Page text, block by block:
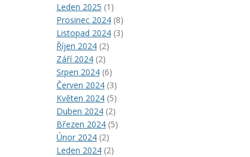
Leden 2025 (1)
Prosinec 2024 (8)
Listopad 2024 (3)
Říjen 2024 (2)
Září 2024 (2)
Srpen 2024 (6)
Červen 2024 (3)
Květen 2024 (5)
Duben 2024 (2)
Březen 2024 (5)
Únor 2024 (2)
Leden 2024 (2)